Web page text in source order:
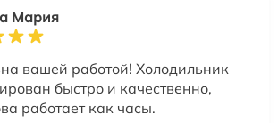
Мария
вашей работой! Холодильник
быстро и качественно,
работает как часы.